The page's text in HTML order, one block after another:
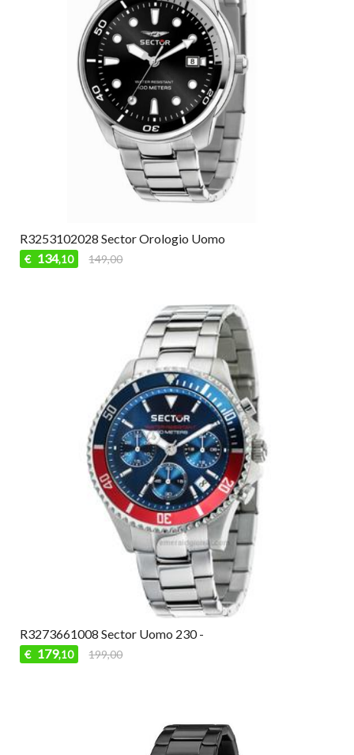
R3253102028 Sector Orologio Uomo
€ 134,10 149,00
R3273661008 Sector Uomo 230 -
€ 179,10 199,00